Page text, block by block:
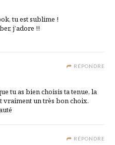
tu est sublime !
j’adore !!
RÉPONDRE
tu as bien choisis ta tenue, la
vraiment un très bon choix.
RÉPONDRE